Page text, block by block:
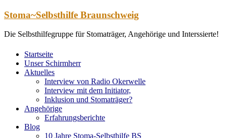
Zum
springen
Stoma~Selbsthilfe Braunschweig
Die Selbsthilfegruppe für Stomaträger, Angehörige und Interssierte!
Startseite
Unser Schirmherr
Aktuelles
Interview von Radio Okerwelle
Interview mit dem Initiator,
Inklusion und Stomaträger?
Angehörige
Erfahrungsberichte
Blog
10 Jahre Stoma-Selbsthilfe BS